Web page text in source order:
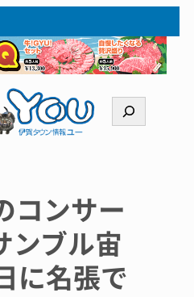
索
コンサー
ンブル宙
に名張で